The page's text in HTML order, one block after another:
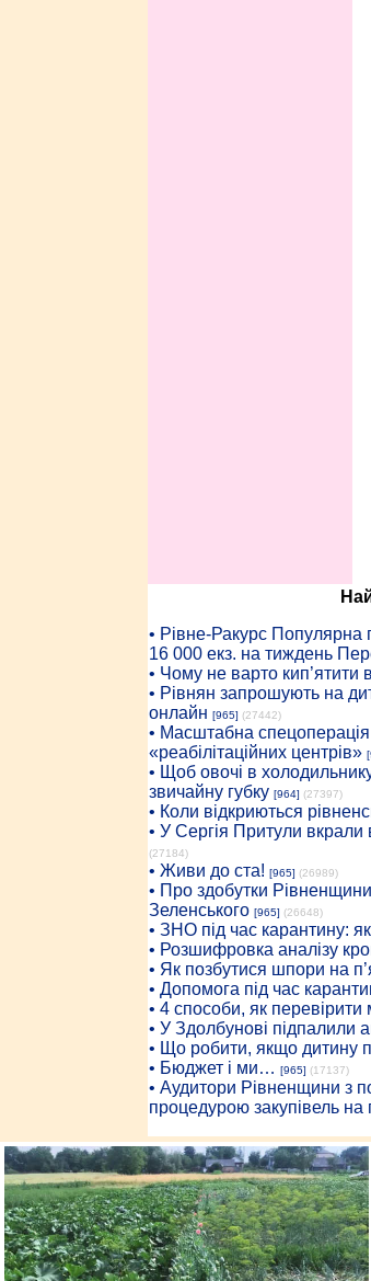
• Рiвне-Ракурс Популярна
16 000 екз. на тиждень
• Чому не варто кип’ятити
• Рівнян запрошують на
онлайн [965] (27442)
• Масштабна
«реабілітаційних центрів»
• Щоб овочі в
звичайну губку [964] (27397)
• Коли відкриються
• У Сергія Притули вкрали
(27184)
• Живи до ста! [965] (26989)
• Про здобутки
Зеленського [965] (26648)
• ЗНО під час карантину:
• Розшифровка аналізу
• Як позбутися шпори на
• Допомога під час
• 4 способи, як перевірити
• У Здолбунові підпалили
• Що робити, якщо дитину
• Бюджет і ми… [965] (17137)
• Аудитори Рівненщини з
процедурою закупівель